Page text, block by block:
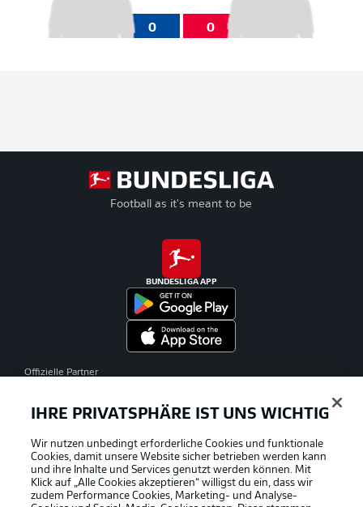
0 0
Football as it's meant to be
BUNDESLIGA APP
Offizielle Partner
IHRE PRIVATSPHÄRE IST UNS WICHTIG
Wir nutzen unbedingt erforderliche Cookies und funktionale
Cookies, damit unsere Website sicher betrieben werden kann
und ihre Inhalte und Services genutzt werden können. Mit
Klick auf „Alle Cookies akzeptieren“ willigst du ein, dass wir
zudem Performance Cookies, Marketing- und Analyse-